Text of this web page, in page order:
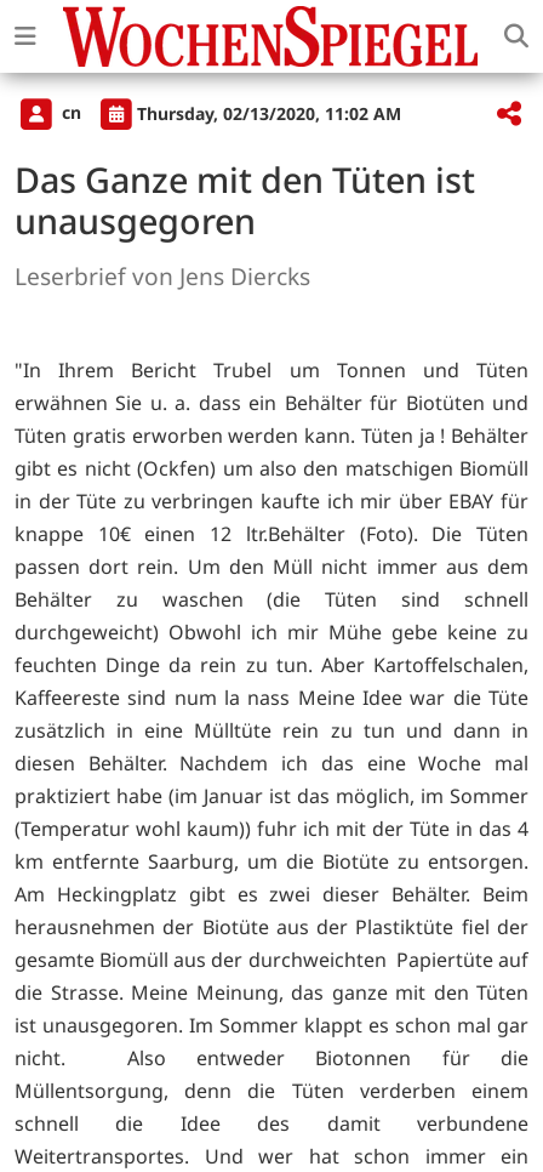
cn Thursday, 02/13/2020, 11:02 AM
Das Ganze mit den Tüten ist
unausgegoren
Leserbrief von Jens Diercks
"In Ihrem Bericht Trubel um Tonnen und Tüten
erwähnen Sie u. a. dass ein Behälter für Biotüten und
Tüten gratis erworben werden kann. Tüten ja ! Behälter
gibt es nicht (Ockfen) um also den matschigen Biomüll
in der Tüte zu verbringen kaufte ich mir über EBAY für
knappe 10€ einen 12 ltr.Behälter (Foto). Die Tüten
passen dort rein. Um den Müll nicht immer aus dem
Behälter zu waschen (die Tüten sind schnell
durchgeweicht) Obwohl ich mir Mühe gebe keine zu
feuchten Dinge da rein zu tun. Aber Kartoffelschalen,
Kaffeereste sind num la nass Meine Idee war die Tüte
zusätzlich in eine Mülltüte rein zu tun und dann in
diesen Behälter. Nachdem ich das eine Woche mal
praktiziert habe (im Januar ist das möglich, im Sommer
(Temperatur wohl kaum)) fuhr ich mit der Tüte in das 4
km entfernte Saarburg, um die Biotüte zu entsorgen.
Am Heckingplatz gibt es zwei dieser Behälter. Beim
herausnehmen der Biotüte aus der Plastiktüte fiel der
gesamte Biomüll aus der durchweichten Papiertüte auf
die Strasse. Meine Meinung, das ganze mit den Tüten
ist unausgegoren. Im Sommer klappt es schon mal gar
nicht. Also entweder Biotonnen für die
Müllentsorgung, denn die Tüten verderben einem
schnell die Idee des damit verbundene
Weitertransportes. Und wer hat schon immer ein